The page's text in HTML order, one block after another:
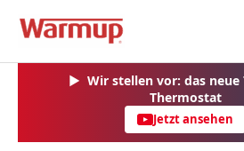
Inhalt
▶ Wir stellen vor: das neue
Thermostat
Jetzt ansehen